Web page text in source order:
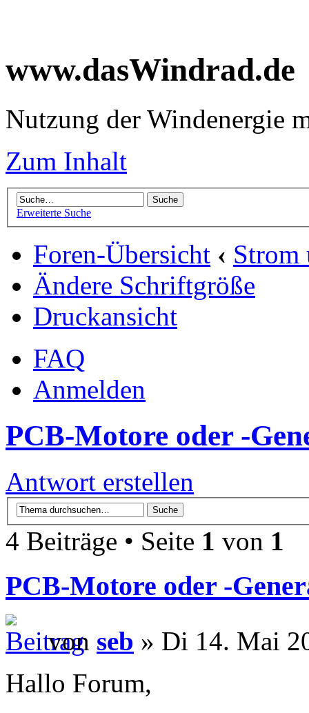
www.dasWindrad.de
Nutzung der Windenergie
Zum Inhalt
Erweiterte Suche
Foren-Übersicht ‹ Strom
Ändere Schriftgröße
Druckansicht
FAQ
Anmelden
PCB-Motore oder -
Antwort erstellen
4 Beiträge • Seite 1 von 1
PCB-Motore oder -
von seb » Di 14. Mai
Hallo Forum,